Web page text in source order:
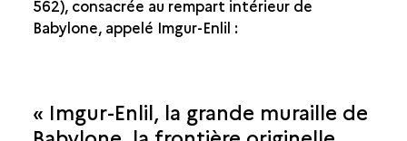
562), consacrée au rempart intérieur de
Babylone, appelé Imgur-Enlil :
« Imgur-Enlil, la grande muraille de